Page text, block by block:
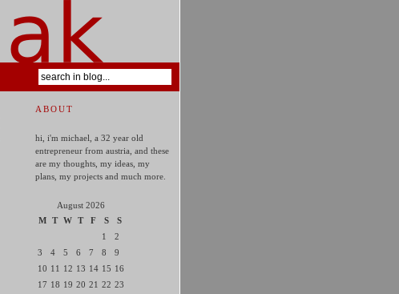
ABOUT
hi, i'm michael, a 32 year old
entrepreneur from austria, and these
are my thoughts, my ideas, my
plans, my projects and much more.
August 2026
M
T W T F S S
1
2
3
4 5 6 7 8
9
10 11 12 13 14 15 16
17 18 19 20 21 22 23